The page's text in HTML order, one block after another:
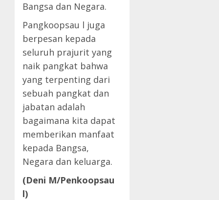
Bangsa dan Negara.
Pangkoopsau l juga
berpesan kepada
seluruh prajurit yang
naik pangkat bahwa
yang terpenting dari
sebuah pangkat dan
jabatan adalah
bagaimana kita dapat
memberikan manfaat
kepada Bangsa,
Negara dan keluarga.
(Deni M/Penkoopsau
l)